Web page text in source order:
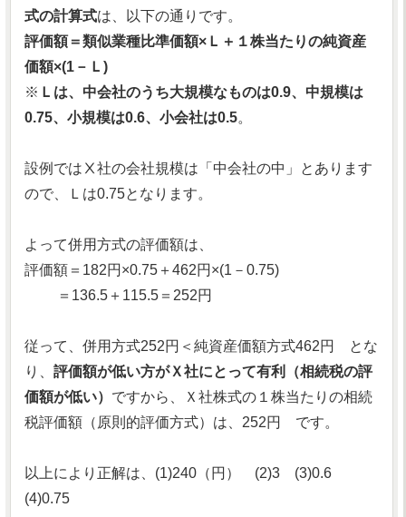
式の計算式は、以下の通りです。
評価額＝類似業種比準価額×Ｌ＋１株当たりの純資産
価額×(1－Ｌ)
※ Ｌは、中会社のうち大規模なものは0.9、中規模は
0.75、小規模は0.6、小会社は0.5。
設例ではⅩ社の会社規模は「中会社の中」とあります
ので、Ｌは0.75となります。
よって併用方式の評価額は、
評価額＝182円×0.75＋462円×(1－0.75)
＝136.5＋115.5＝252円
従って、併用方式252円＜純資産価額方式462円 とな
り、 評価額が低い方がＸ社にとって有利（相続税の評
価額が低い） ですから、Ｘ社株式の１株当たりの相続
税評価額（原則的評価方式）は、252円 です。
以上により正解は、(1)240（円） (2)3 (3)0.6
(4)0.75